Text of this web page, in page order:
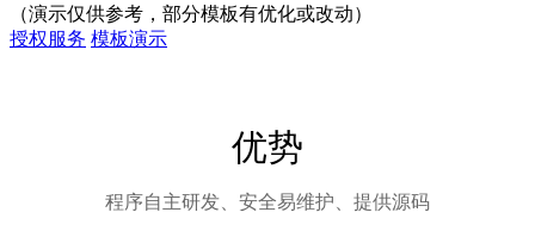
（演示仅供参考，部分模板有优化或改动）
授权服务 模板演示
优势
程序自主研发、安全易维护、提供源码